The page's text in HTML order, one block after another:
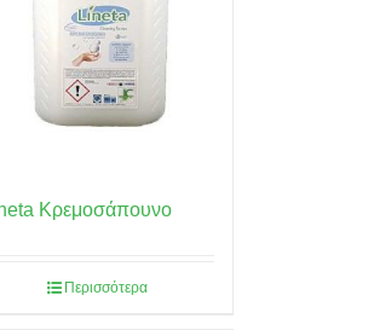
Κρεμοσάπουνο
Περισσότερα